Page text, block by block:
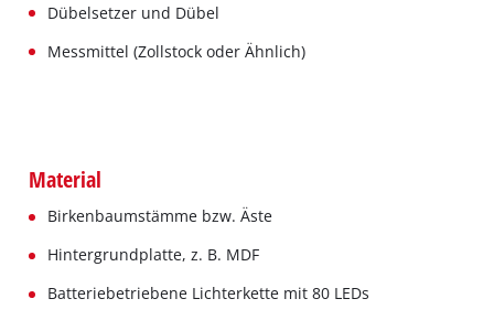
Dübelsetzer und Dübel
Messmittel (Zollstock oder Ähnlich)
Material
Birkenbaumstämme bzw. Äste
Hintergrundplatte, z. B. MDF
Batteriebetriebene Lichterkette mit 80 LEDs